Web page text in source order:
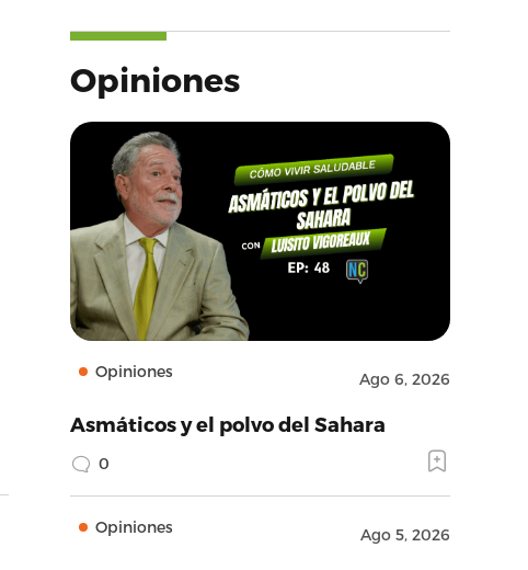
Opiniones
Opiniones Ago 6, 2026
Asmáticos y el polvo del Sahara
0
Opiniones Ago 5, 2026